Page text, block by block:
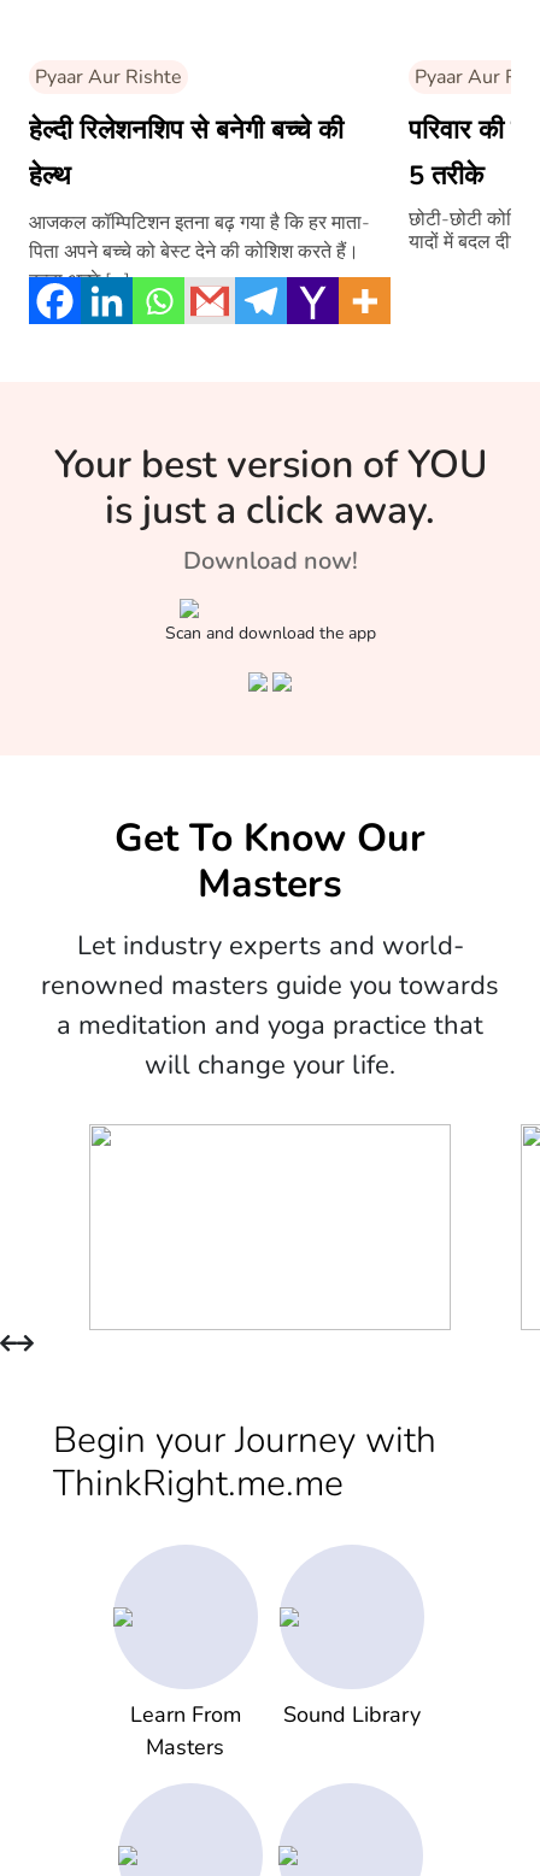
Pyaar Aur Rishte
हेल्दी रिलेशनशिप से बनेगी बच्चे की
हेल्थ
आजकल कॉम्पिटिशन इतना बढ़ गया है कि हर माता-
पिता अपने बच्चे को बेस्ट देने की कोशिश करते हैं।
बच्चा अच्छे […]
Pyaar Aur
परिवार की
5 तरीके
छोटी-छोटी
यादों में बदल दीजिए
Your best version of YOU
is just a click away.
Download now!
Scan and download the app
Get To Know Our
Masters
Let industry experts and world-
renowned masters guide you towards
a meditation and yoga practice that
will change your life.
Begin your Journey with
ThinkRight.me.me
Learn From
Masters
Sound Library